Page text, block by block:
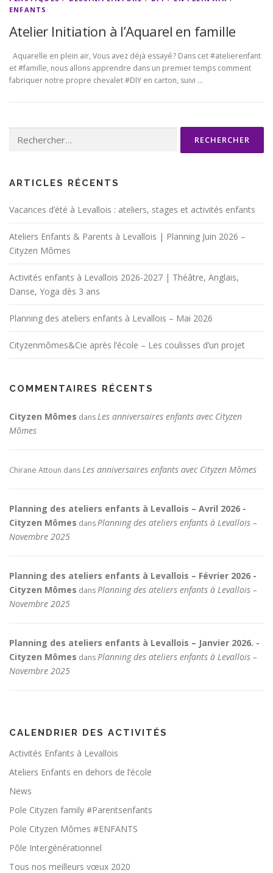
ENFANTS
Atelier Initiation à l’Aquarel en famille
Aquarelle en plein air, Vous avez déjà essayé? Dans cet #atelierenfant
et #famille, nous allons apprendre dans un premier temps comment
fabriquer notre propre chevalet #DIY en carton, suivi …
ARTICLES RÉCENTS
Vacances d’été à Levallois : ateliers, stages et activités enfants
Ateliers Enfants & Parents à Levallois | Planning Juin 2026 –
Cityzen Mômes
Activités enfants à Levallois 2026-2027 | Théâtre, Anglais,
Danse, Yoga dès 3 ans
Planning des ateliers enfants à Levallois – Mai 2026
Cityzenmômes&Cie après l’école – Les coulisses d’un projet
COMMENTAIRES RÉCENTS
Cityzen Mômes dans Les anniversaires enfants avec Cityzen
Mômes
Chirane Attoun dans Les anniversaires enfants avec Cityzen Mômes
Planning des ateliers enfants à Levallois – Avril 2026 -
Cityzen Mômes dans Planning des ateliers enfants à Levallois –
Novembre 2025
Planning des ateliers enfants à Levallois – Février 2026 -
Cityzen Mômes dans Planning des ateliers enfants à Levallois –
Novembre 2025
Planning des ateliers enfants à Levallois – Janvier 2026. -
Cityzen Mômes dans Planning des ateliers enfants à Levallois –
Novembre 2025
CALENDRIER DES ACTIVITÉS
Activités Enfants à Levallois
Ateliers Enfants en dehors de l’école
News
Pole Cityzen family #Parentsenfants
Pole Cityzen Mômes #ENFANTS
Pôle Intergénérationnel
Tous nos meilleurs vœux 2020